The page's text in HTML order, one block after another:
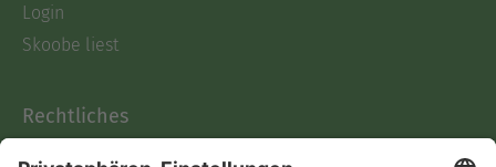
Login
Skoobe liest
Rechtliches